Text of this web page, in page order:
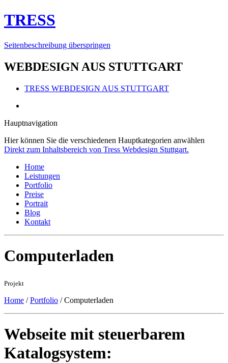
TRESS
Seitenbeschreibung überspringen
WEBDESIGN AUS STUTTGART
TRESS WEBDESIGN AUS STUTTGART
Hauptnavigation
Hier können Sie die verschiedenen Hauptkategorien anwählen
Direkt zum Inhaltsbereich von Tress Webdesign Stuttgart.
Home
Leistungen
Portfolio
Preise
Portrait
Blog
Kontakt
Computerladen
Projekt
Home /Portfolio /Computerladen
Webseite mit steuerbarem
Katalogsystem: